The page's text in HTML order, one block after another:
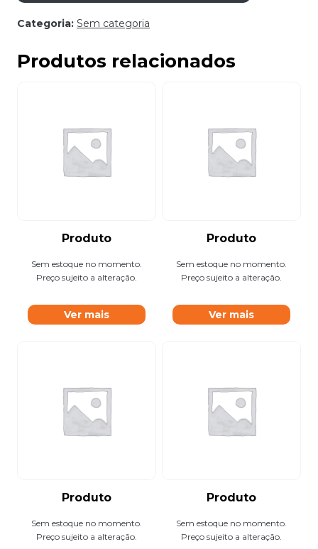
Categoria: Sem categoria
Produtos relacionados
Produto
Sem estoque no momento.
Preço sujeito a alteração.
Ver mais
Produto
Sem estoque no momento.
Preço sujeito a alteração.
Ver mais
Produto
Sem estoque no momento.
Preço sujeito a alteração.
Produto
Sem estoque no momento.
Preço sujeito a alteração.